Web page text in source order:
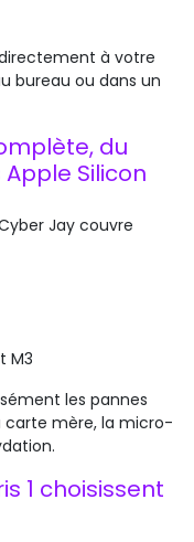
à votre
bureau ou dans un
du
Silicon
Jay couvre
M3
les pannes
carte mère, la micro-
1 choisissent